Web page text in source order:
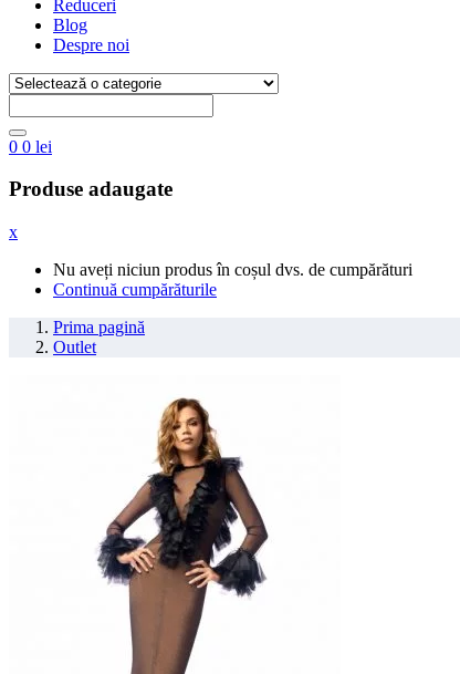
Reduceri
Blog
Despre noi
0 0 lei
Produse adaugate
x
Nu aveți niciun produs în coșul dvs. de cumpărături
Continuă cumpărăturile
Prima pagină
Outlet